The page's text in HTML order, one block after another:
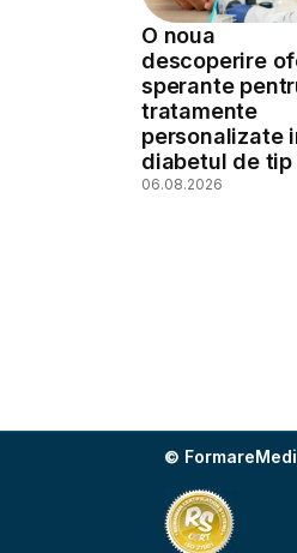
O noua
descoperire
sperante
tratamente
personalizate
diabetul de tip
06.08.2026
©